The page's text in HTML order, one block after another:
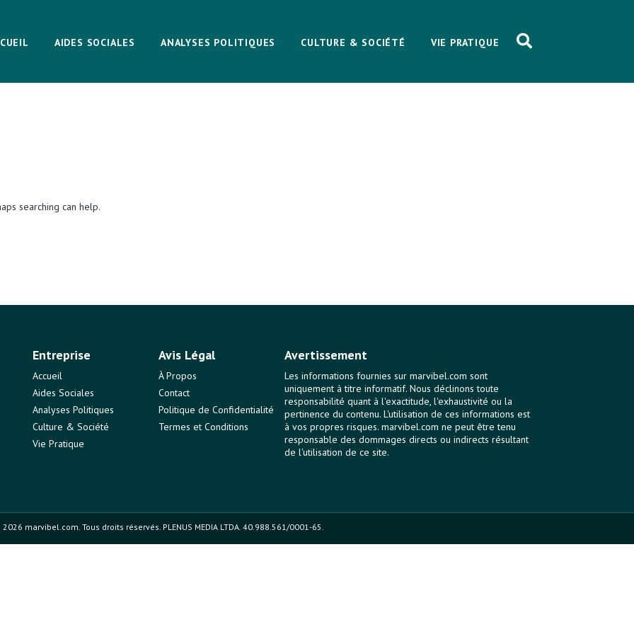
AIDES SOCIALES ANALYSES POLITIQUES CULTURE & SOCIÉTÉ VIE PRATIQUE
searching can help.
Entreprise
Accueil
Aides Sociales
Analyses Politiques
Culture & Société
Vie Pratique
Avis Légal
À Propos
Contact
Politique de Confidentialité
Termes et Conditions
Avertissement
Les informations fournies sur marvibel.com sont
uniquement à titre informatif. Nous déclinons toute
responsabilité quant à l'exactitude, l'exhaustivité ou la
pertinence du contenu. L'utilisation de ces informations est
à vos propres risques. marvibel.com ne peut être tenu
responsable des dommages directs ou indirects résultant
de l'utilisation de ce site.
marvibel.com. Tous droits réservés. PLENUS MEDIA LTDA. 40.988.561/0001-65.